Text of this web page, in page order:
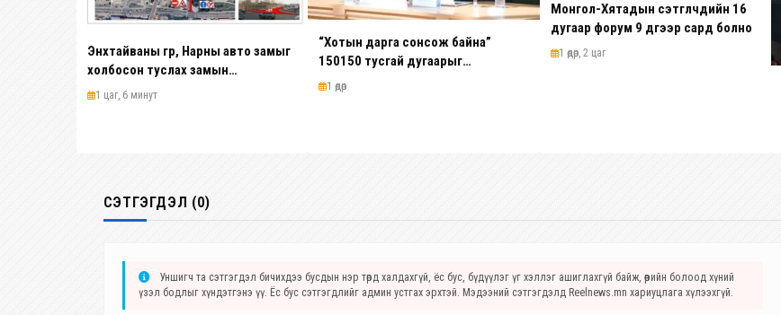
Энхтайваны гүүр, Нарны авто замыг
холбосон туслах замын
хөдөлгөөнийг түр хаана
1 цаг, 6 минут
“Хотын дарга сонсож байна”
150150 тусгай дугаарыг
наймдугаар сарын 14-нөөс
1 өдөр
Монгол-Хятадын сэтгүүлчдийн 16
дугаар форум 9 дүгээр сард болно
1 өдөр, 2 цаг
СЭТГЭГДЭЛ (0)
Уншигч та сэтгэгдэл бичихдээ бусдын нэр төрд халдахгүй, ёс бус, бүдүүлэг үг хэллэг ашиглахгүй байж, өөрийн болоод хүний
үзэл бодлыг хүндэтгэнэ үү. Ёс бус сэтгэгдлийг админ устгах эрхтэй. Мэдээний сэтгэгдэлд Reelnews.mn хариуцлага хүлээхгүй.